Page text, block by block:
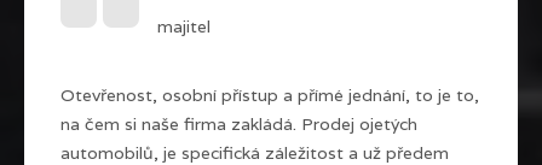
majitel
Otevřenost, osobní přístup a přímé jednání, to je to,
na čem si naše firma zakládá. Prodej ojetých
automobilů, je specifická záležitost a už předem